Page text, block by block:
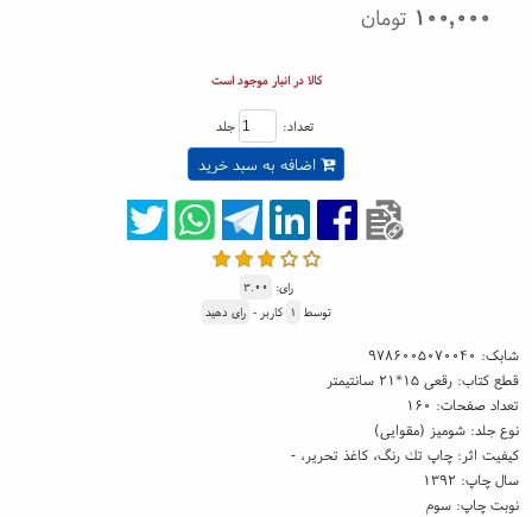
۱۰۰,۰۰۰ تومان
کالا در انبار موجود است
تعداد: جلد
اضافه به سبد خرید
رای: ۳.۰۰
توسط ۱ کاربر - رای دهید
شابک: ۹۷۸۶۰۰۵۰۷۰۰۴۰
قطع کتاب: رقعی ۱۵*۲۱ سانتیمتر
تعداد صفحات: ۱۶۰
نوع جلد: شومیز (مقوایی)
کیفیت اثر: چاپ تك رنگ، کاغذ تحریر، -
سال چاپ: ۱۳۹۲
نوبت چاپ: سوم